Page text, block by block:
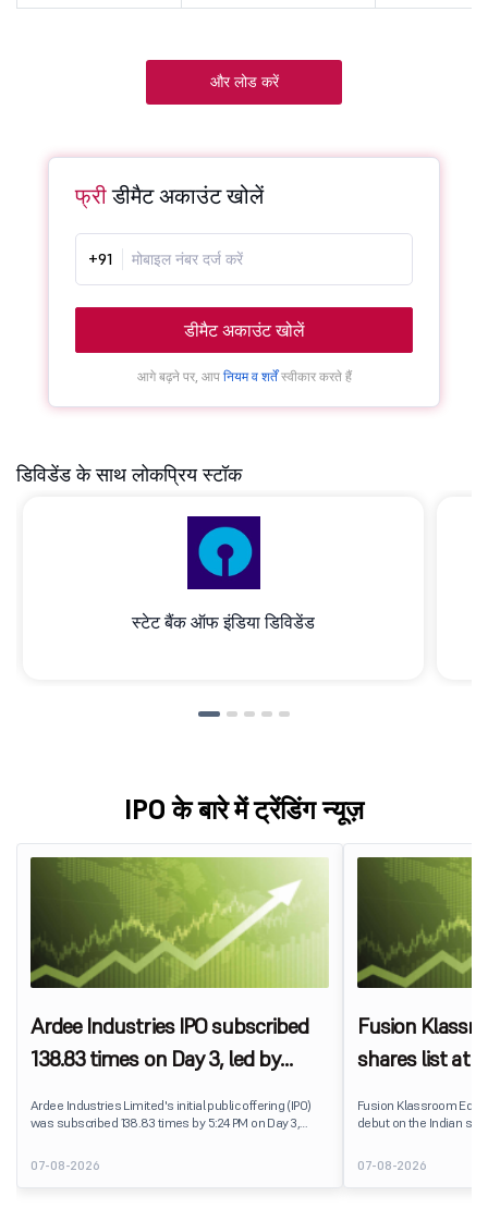
और लोड करें
फ्रीडीमैट अकाउंट खोलें
+91
डीमैट अकाउंट खोलें
आगे बढ़ने पर, आप नियम व शर्तेंस्वीकार करते हैं
डिविडेंड के साथ लोकप्रिय स्टॉक
स्टेट बैंक ऑफ इंडिया डिविडेंड
IPO के बारे में ट्रेंडिंग न्यूज़
Ardee Industries IPO subscribed
138.83 times on Day 3, led by
Ardee Industries Limited's initial public offering (IPO)
was subscribed 138.83 times by 5:24 PM on Day 3,
7,80,88,05,383 shares against 5,62,46,366 shares
available for subscription.
07-08-2026
Fusion
shares list at
Fusion Klassroom
debut on the Indian
delivering a premium of
price of ₹159. The
investors, reflecting
07-08-2026